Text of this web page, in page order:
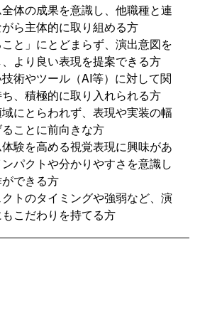
体の成果を意識し、他職種と連
ら主体的に取り組める方
こと」にとどまらず、演出意図を
より良い表現を提案できる方
術やツール（AI等）に対して関
、積極的に取り入れられる方
にとらわれず、表現や実装の幅
ことに前向きな方
験を高める視覚表現に興味があ
ンパクトや分かりやすさを意識し
できる方
トのタイミングや強弱など、演
こだわりを持てる方